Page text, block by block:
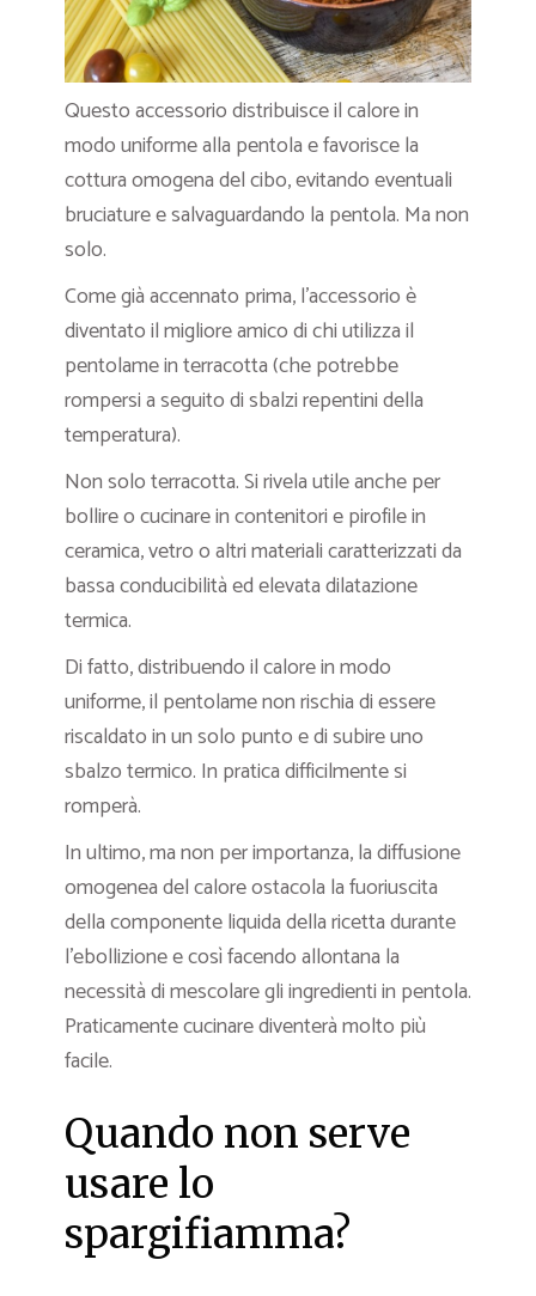
Questo accessorio distribuisce il calore in
modo uniforme alla pentola e favorisce la
cottura omogena del cibo, evitando eventuali
bruciature e salvaguardando la pentola. Ma non
solo.
Come già accennato prima, l’accessorio è
diventato il migliore amico di chi utilizza il
pentolame in terracotta (che potrebbe
rompersi a seguito di sbalzi repentini della
temperatura).
Non solo terracotta. Si rivela utile anche per
bollire o cucinare in contenitori e pirofile in
ceramica, vetro o altri materiali caratterizzati da
bassa conducibilità ed elevata dilatazione
termica.
Di fatto, distribuendo il calore in modo
uniforme, il pentolame non rischia di essere
riscaldato in un solo punto e di subire uno
sbalzo termico. In pratica difficilmente si
romperà.
In ultimo, ma non per importanza, la diffusione
omogenea del calore ostacola la fuoriuscita
della componente liquida della ricetta durante
l’ebollizione e così facendo allontana la
necessità di mescolare gli ingredienti in pentola.
Praticamente cucinare diventerà molto più
facile.
Quando non serve
usare lo
spargifiamma?